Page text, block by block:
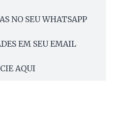
NO SEU WHATSAPP
EM SEU EMAIL
AQUI